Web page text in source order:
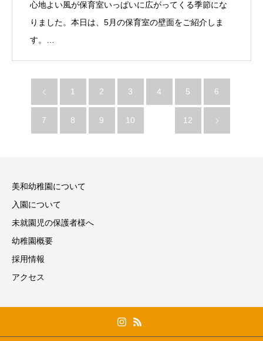
心地よい風が保育室いっぱいに広がってくる季節にな
りました。本日は、5月の保育室の壁面をご紹介しま
す。…
1 2 3 4 5 6
7 8 9 10 12
美和幼稚園について
入園について
未就園児の保護者様へ
幼稚園概要
採用情報
アクセス